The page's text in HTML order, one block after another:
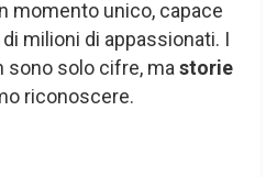
momento unico, capace
milioni di appassionati. I
sono solo cifre, ma storie
riconoscere.